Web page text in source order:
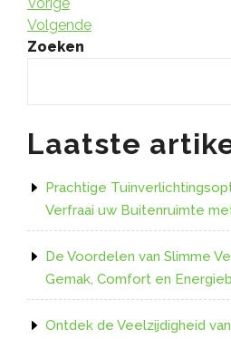
Bericht
navigatie
bericht
Vorige
Volgend
bericht
Volgende
Zoeken
Laatste
Prachtige
Verfraai uw Buitenruimte
De Voordelen van Slimme
Gemak, Comfort en
Ontdek de Veelzijdigheid